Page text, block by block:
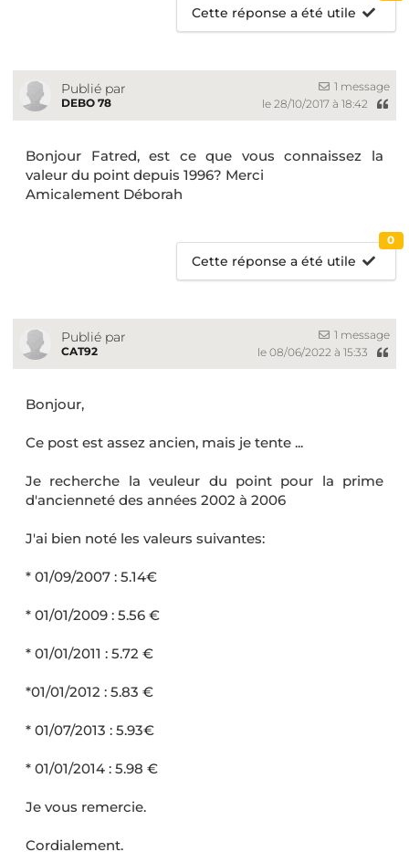
Cette réponse a été utile
Publié par
DEBO 78
1 message
le 28/10/2017 à 18:42
Bonjour Fatred, est ce que vous connaissez la
valeur du point depuis 1996? Merci
Amicalement Déborah
Cette réponse a été utile
0
Publié par
CAT92
1 message
le 08/06/2022 à 15:33
Bonjour,
Ce post est assez ancien, mais je tente ...
Je recherche la veuleur du point pour la prime
d'ancienneté des années 2002 à 2006
J'ai bien noté les valeurs suivantes:
* 01/09/2007 : 5.14€
* 01/01/2009 : 5.56 €
* 01/01/2011 : 5.72 €
*01/01/2012 : 5.83 €
* 01/07/2013 : 5.93€
* 01/01/2014 : 5.98 €
Je vous remercie.
Cordialement.